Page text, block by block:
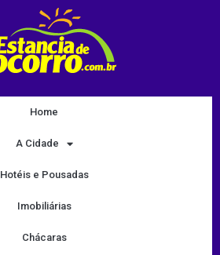
Home
A Cidade
Hotéis e Pousadas
Imobiliárias
Chácaras